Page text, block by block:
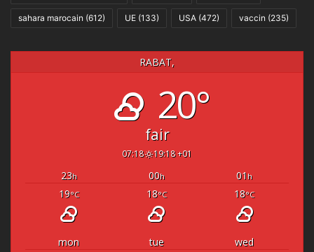
sahara marocain (612) UE (133) USA (472) vaccin (235)
RABAT,
20°
fair
07:18 19:18 +01
23h 00h 01 h
19°C 18°C 18°C
mon tue
wed